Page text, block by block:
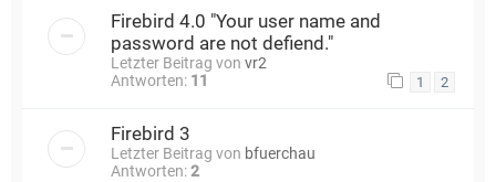
Firebird 4.0 "Your user name and
password are not defiend."
Letzter Beitrag von vr2
Antworten: 11 1 2
Firebird 3
Letzter Beitrag von bfuerchau
Antworten:2